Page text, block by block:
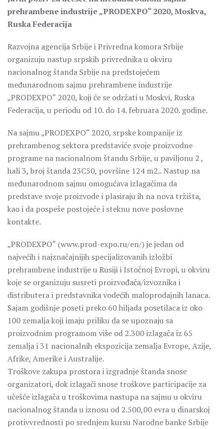
prehrambene industrije „PRODEXPO“ 2020, Moskva,
Ruska Federacija
Razvojna agencija Srbije i Privredna komora Srbije
organizuju nastup srpskih privrednika u okviru
nacionalnog štanda Srbije na predstojećem
međunarodnom sajmu prehrambene industrije
„PRODEXPO“ 2020, koji će se održati u Moskvi, Ruska
Federacija, u periodu od 10. do 14. februara 2020. godine.
Na sajmu „PRODEXPO“ 2020, srpske kompanije iz
prehrambenog sektora predstaviće svoje proizvodne
programe na nacionalnom štandu Srbije, u paviljonu 2 ,
hali 3, broj štanda 23C50, površine 124 m2.. Nastup na
međunarodnom sajmu omogućava izlagačima da
predstave svoje proizvode i plasiraju ih na nova tržišta,
kao i da pospeše postojeće i steknu nove poslovne
kontakte.
„PRODEXPO“ (www.prod-expo.ru/en/) je jedan od
najvećih i najznačajnijih specijalizovanih izložbi
prehrambene industrije u Rusiji i Istočnoj Evropi, u okviru
koje se organizuju susreti proizvođača/izvoznika i
distributera i predstavnika vodećih maloprodajnih lanaca.
Sajam godišnje poseti preko 60 hiljada posetilaca iz oko
100 zemalja koji imaju priliku da se upoznaju sa
proizvodnim programom više od 2.300 izlagača iz 65
zemalja i 31 nacionalnih ekspozicija zemalja Evrope, Azije,
Afrike, Amerike i Australije.
Troškove zakupa prostora i izgradnje štanda snose
organizatori, dok izlagači snose troškove participacije za
učešće izlagača u troškovima nastupa na sajmu u okviru
nacionalnog štanda u iznosu od 2.500,00 evra u dinarskoj
protivvrednosti po srednjem kursu Narodne banke Srbije